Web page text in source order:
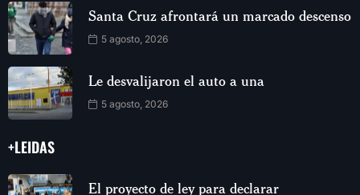
Santa Cruz afrontará un marcado descenso
5 agosto, 2026
Le desvalijaron el auto a una
5 agosto, 2026
+LEIDAS
El proyecto de ley para declarar